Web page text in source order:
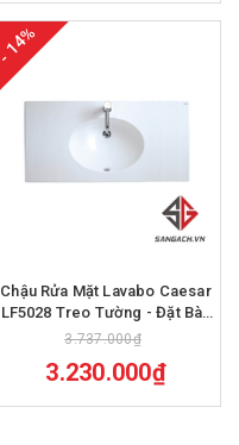
- 14%
Chậu Rửa Mặt Lavabo Caesar
LF5028 Treo Tường - Đặt Bàn
1000x500 mm
3.737.000₫
3.230.000₫